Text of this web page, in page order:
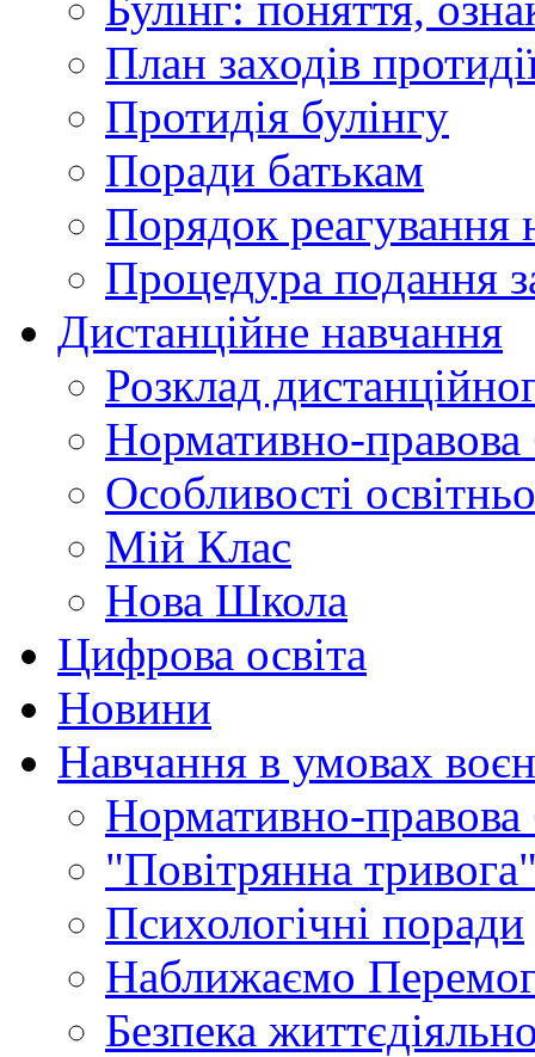
План заходів
Протидія булінгу
Поради батькам
Порядок реагування
Процедура подання
Дистанційне навчання
Розклад
Нормативно-правова
Особливості
Мій Клас
Нова Школа
Цифрова освіта
Новини
Навчання в умовах
Нормативно-правова
"Повітрянна
Психологічні поради
Наближаємо
Безпека